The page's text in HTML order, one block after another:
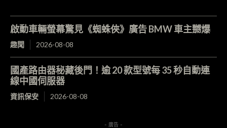
啟動車輛螢幕驚見《蜘蛛俠》廣告 BMW 車主嬲爆
趣聞 2026-08-08
國產路由器秘藏後門！逾 20 款型號每 35 秒自動連
線中國伺服器
資訊保安 2026-08-08
- 廣告 -